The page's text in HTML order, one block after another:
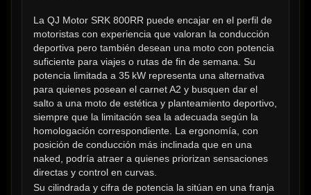
La QJ Motor SRK 800RR puede encajar en el perfil de
motoristas con experiencia que valoran la conducción
deportiva pero también desean una moto con potencia
suficiente para viajes o rutas de fin de semana. Su
potencia limitada a 35 kW representa una alternativa
para quienes posean el carnet A2 y busquen dar el
salto a una moto de estética y planteamiento deportivo,
siempre que la limitación sea la adecuada según la
homologación correspondiente. La ergonomía, con
posición de conducción más inclinada que en una
naked, podría atraer a quienes priorizan sensaciones
directas y control en curvas.
Su cilindrada y cifra de potencia la sitúan en una franja